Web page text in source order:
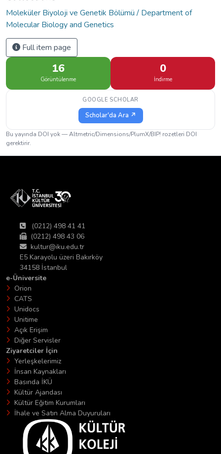
Moleküler Biyoloji ve Genetik Bölümü / Department of
Molecular Biology and Genetics
Full item page
16
Görüntülenme
0
İndirme
GOOGLE SCHOLAR
Scholar'da Ara ↗
Bu yayında DOI yok — Altmetric/Dimensions/PlumX/BIP! rozetleri DOI
gerektirir.
(0212) 498 41 41
(0212) 498 43 06
kultur@iku.edu.tr
E5 Karayolu üzeri Bakırköy
34158 İstanbul
e-Üniversite
Orion
CATS
Unidocs
Unitime
Açık Erişim
Diğer Servisler
Ziyaretciler İçin
Yerleşkelerimiz
İnsan Kaynakları
Basında İKÜ
Kültür Ajandası
Kültür Eğitim Kurumları
İhale ve Satın Alma Duyuruları